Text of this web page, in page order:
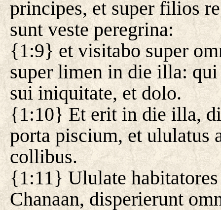
principes, et super filios
sunt veste peregrina:
{1:9} et visitabo super
super limen in die illa:
sui iniquitate, et dolo.
{1:10} Et erit in die illa,
porta piscium, et ululatus
collibus.
{1:11} Ululate
Chanaan, disperierunt